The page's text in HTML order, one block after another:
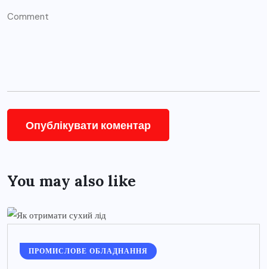
You may also like
ПРОМИСЛОВЕ ОБЛАДНАННЯ